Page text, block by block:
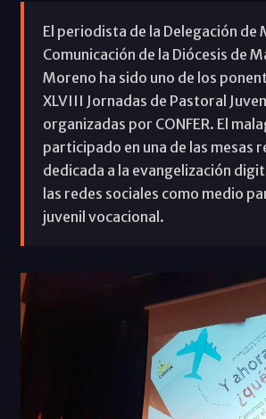
El periodista de la Delegación de
Comunicación de la Diócesis de
Moreno ha sido uno de los
XLVIII Jornadas de Pastoral
organizadas por CONFER. El
participado en una de las mesas
dedicada a la evangelización
las redes sociales como medio
juvenil vocacional.